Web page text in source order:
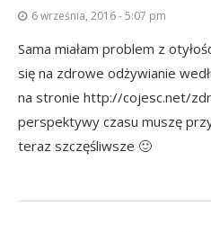
6 września, 2016 - 5:07 pm
Sama miałam problem z
się na zdrowe odżywianie
na stronie http://cojesc.net/
perspektywy czasu muszę
teraz szczęśliwsze 🙂